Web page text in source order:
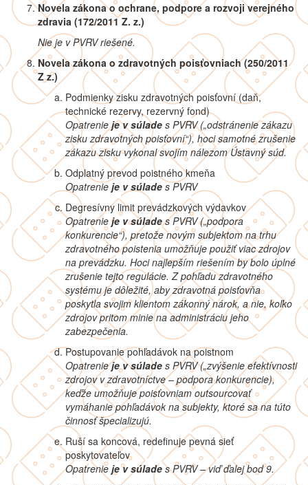
Novela zákona o ochrane, podpore a rozvoji verejného
zdravia (172/2011 Z. z.)
Nie je v PVRV riešené.
Novela zákona o zdravotných poisťovniach (250/2011
Z z.)
Podmienky zisku zdravotných poisťovní (daň,
technické rezervy, rezervný fond)
Opatrenieje v súlade s PVRV („odstránenie zákazu
zisku zdravotných poisťovní“), hoci samotné zrušenie
zákazu zisku vykonal svojím nálezom Ústavný súd.
Odplatný prevod poistného kmeňa
Opatrenie je v súlade s PVRV
Degresívny limit prevádzkových výdavkov
Opatrenie je v súlades PVRV („podpora
konkurencie“), pretože novým subjektom na trhu
zdravotného poistenia umožňuje použiť viac zdrojov
na prevádzku. Hoci najlepším riešením by bolo úplné
zrušenie tejto regulácie. Z pohľadu zdravotného
systému je dôležité, aby zdravotná poisťovňa
poskytla svojim klientom zákonný nárok, a nie, koľko
zdrojov pritom minie na administráciu jeho
zabezpečenia.
Postupovanie pohľadávok na poistnom
Opatrenieje v súlade s PVRV („zvýšenie efektívnosti
zdrojov v zdravotníctve – podpora konkurencie),
keďže umožňuje poisťovniam outsourcovať
vymáhanie pohľadávok na subjekty, ktoré sa na túto
činnosť špecializujú.
Ruší sa koncová, redefinuje pevná sieť
poskytovateľov
Opatrenie je v súlades PVRV – viď ďalej bod 9.